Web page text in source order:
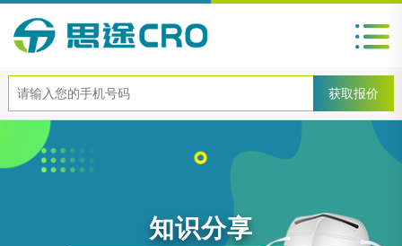
知识分享